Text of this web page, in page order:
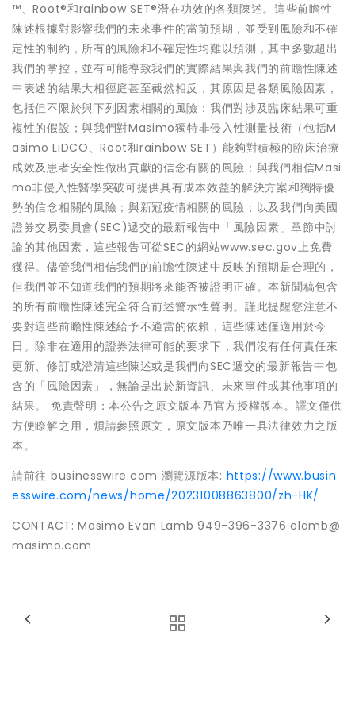
™、Root®和rainbow SET®潛在功效的各類陳述。這些前瞻性
陳述根據對影響我們的未來事件的當前預期，並受到風險和不確
定性的制約，所有的風險和不確定性均難以預測，其中多數超出
我們的掌控，並有可能導致我們的實際結果與我們的前瞻性陳述
中表述的結果大相徑庭甚至截然相反，其原因是各類風險因素，
包括但不限於與下列因素相關的風險：我們對涉及臨床結果可重
複性的假設；與我們對Masimo獨特非侵入性測量技術（包括M
asimo LiDCO、Root和rainbow SET）能夠對積極的臨床治療
成效及患者安全性做出貢獻的信念有關的風險；與我們相信Masi
mo非侵入性醫學突破可提供具有成本效益的解決方案和獨特優
勢的信念相關的風險；與新冠疫情相關的風險；以及我們向美國
證券交易委員會(SEC)遞交的最新報告中「風險因素」章節中討
論的其他因素，這些報告可從SEC的網站www.sec.gov上免費
獲得。儘管我們相信我們的前瞻性陳述中反映的預期是合理的，
但我們並不知道我們的預期將來能否被證明正確。本新聞稿包含
的所有前瞻性陳述完全符合前述警示性聲明。謹此提醒您注意不
要對這些前瞻性陳述給予不適當的依賴，這些陳述僅適用於今
日。除非在適用的證券法律可能的要求下，我們沒有任何責任來
更新、修訂或澄清這些陳述或是我們向SEC遞交的最新報告中包
含的「風險因素」，無論是出於新資訊、未來事件或其他事項的
結果。 免責聲明：本公告之原文版本乃官方授權版本。譯文僅供
方便瞭解之用，煩請參照原文，原文版本乃唯一具法律效力之版
本。
請前往 businesswire.com 瀏覽源版本: https://www.busin
esswire.com/news/home/20231008863800/zh-HK/
CONTACT: Masimo Evan Lamb 949-396-3376 elamb@
masimo.com